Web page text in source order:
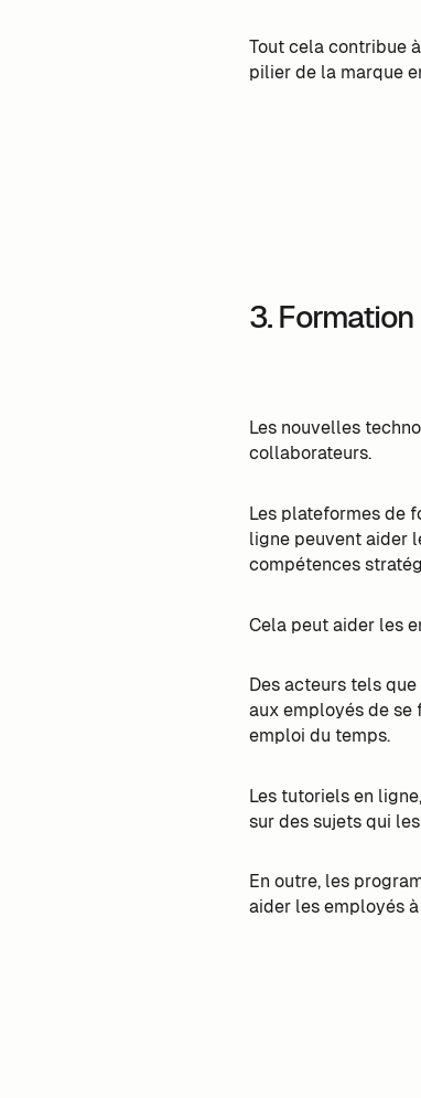
Tout cela contribue
pilier de la marque
3.
Les nouvelles
collaborateurs.
Les plateformes de
ligne peuvent aider
compétences
Cela peut aider les
Des acteurs tels
aux employés de se
emploi du temps.
Les tutoriels en
sur des sujets qui
En outre, les
aider les employés